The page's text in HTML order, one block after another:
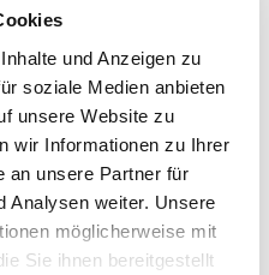
und Anzeigen zu
soziale Medien anbieten
unsere Website zu
wir Informationen zu Ihrer
an unsere Partner für
Analysen weiter. Unsere
möglicherweise mit
Sie ihnen bereitgestellt
Ihrer Praxis